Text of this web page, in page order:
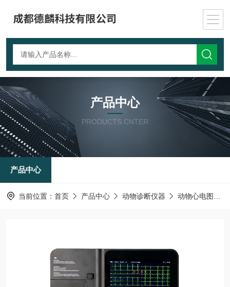
产品中心
PRODUCTS CNTER
产品中心
当前位置： 首页 产品中心 动物诊断仪器 动物心电图